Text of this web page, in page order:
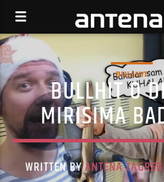
BULLHIT
BULLHIT O
MIRISIMA
WRITTEN BYANTENA ZAGREB